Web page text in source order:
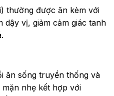
thường được ăn kèm với
dậy vị, giảm cảm giác tanh
ăn sống truyền thống và
nhẹ kết hợp với